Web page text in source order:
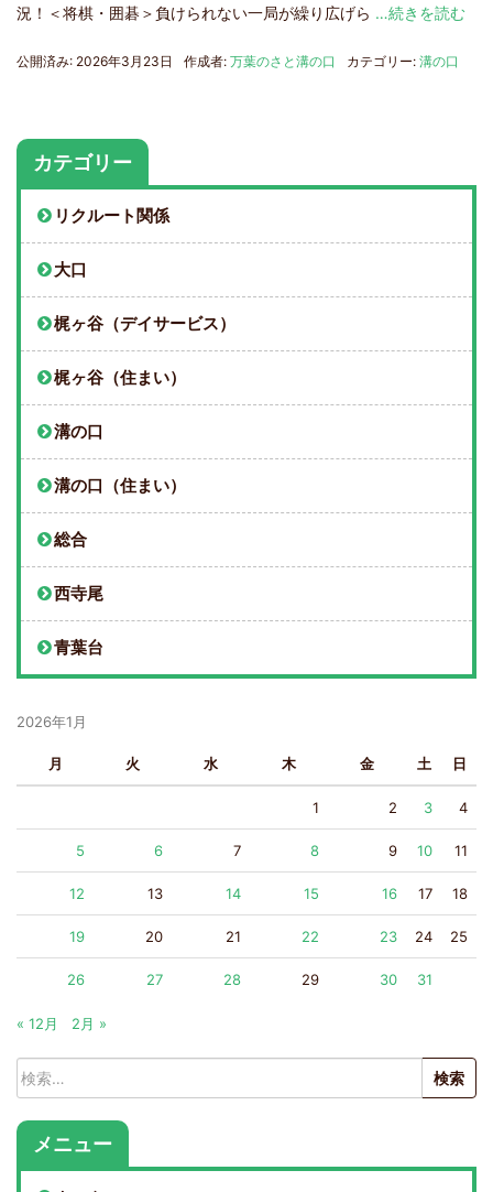
況！＜将棋・囲碁＞負けられない一局が繰り広げら …続きを読む
公開済み: 2026年3月23日 作成者: 万葉のさと溝の口 カテゴリー: 溝の口
カテゴリー
リクルート関係
大口
梶ヶ谷（デイサービス）
梶ヶ谷（住まい）
溝の口
溝の口（住まい）
総合
西寺尾
青葉台
2026年1月
月 火 水 木 金 土 日
1 2 3 4
5 6 7 8 9 10 11
12 13 14 15 16 17 18
19 20 21 22 23 24 25
26 27 28 29 30 31
« 12月 2月 »
検
索:
メニュー